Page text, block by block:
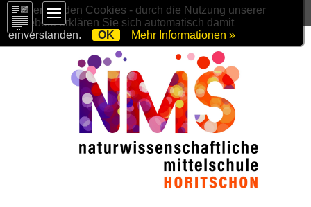
Wir verwenden Cookies - durch die Nutzung unserer
Angebote erklären Sie sich automatisch damit
einverstanden.
OK Mehr Informationen »